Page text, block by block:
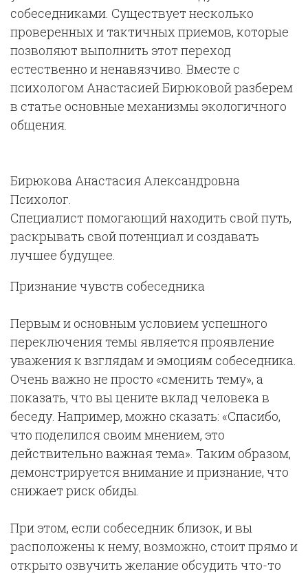
собеседниками. Существует несколько
проверенных и тактичных приемов, которые
позволяют выполнить этот переход
естественно и ненавязчиво. Вместе с
психологом Анастасией Бирюковой разберем
в статье основные механизмы экологичного
общения.
Бирюкова Анастасия Александровна
Психолог.
Специалист помогающий находить свой путь,
раскрывать свой потенциал и создавать
лучшее будущее.
Признание чувств собеседника
Первым и основным условием успешного
переключения темы является проявление
уважения к взглядам и эмоциям собеседника.
Очень важно не просто «сменить тему», а
показать, что вы цените вклад человека в
беседу. Например, можно сказать: «Спасибо,
что поделился своим мнением, это
действительно важная тема». Таким образом,
демонстрируется внимание и признание, что
снижает риск обиды.
При этом, если собеседник близок, и вы
расположены к нему, возможно, стоит прямо и
открыто озвучить желание обсудить что-то